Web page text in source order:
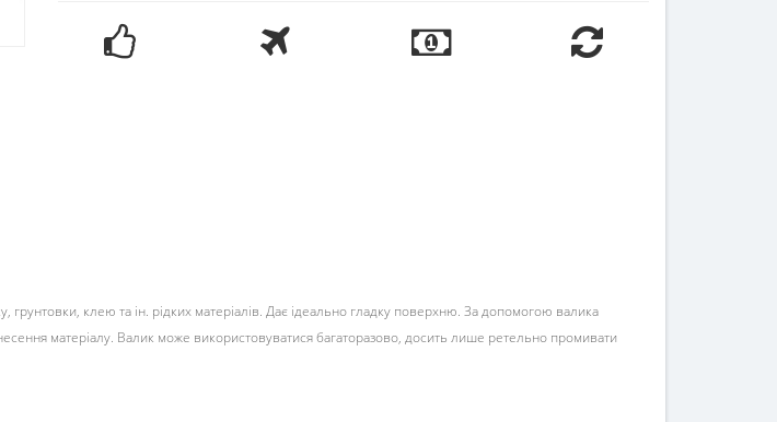
клею та ін. рідких матеріалів. Дає ідеально гладку поверхню. За допомогою валика
матеріалу. Валик може використовуватися багаторазово, досить лише ретельно промивати